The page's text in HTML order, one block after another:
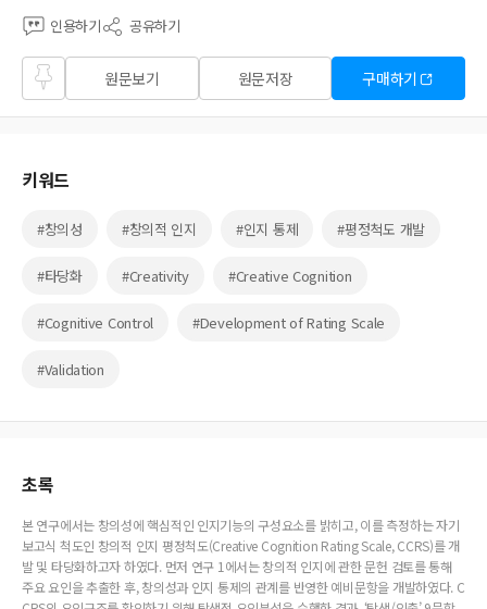
인용하기 공유하기
즐겨
찾기
원문보기 원문저장 구매하기
키워드
#창의성 #창의적 인지 #인지 통제 #평정척도 개발
#타당화 #Creativity #Creative Cognition
#Cognitive Control #Development of Rating Scale
#Validation
초록
본 연구에서는 창의성에 핵심적인 인지기능의 구성요소를 밝히고, 이를 측정하는 자기
보고식 척도인 창의적 인지 평정척도(Creative Cognition Rating Scale, CCRS)를 개
발 및 타당화하고자 하였다. 먼저 연구 1에서는 창의적 인지에 관한 문헌 검토를 통해
주요 요인을 추출한 후, 창의성과 인지 통제의 관계를 반영한 예비문항을 개발하였다. C